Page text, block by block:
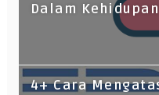
Dalam
4+ Cara